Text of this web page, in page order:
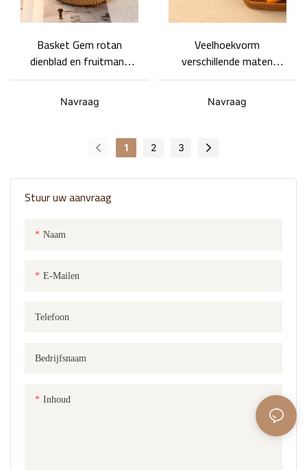
Stuur uw aanvraag
Naam
E-Mailen
Telefoon
Bedrijfsnaam
Inhoud
Basket Gem rotan
dienblad en fruitmand
met gelukszakje en uniek
design
Navraag
Veelhoekvorm
verschillende maten
Rotan Dienblad - opslag,
snacks en fruitschaal -
Mand Gem
Navraag
1 2 3